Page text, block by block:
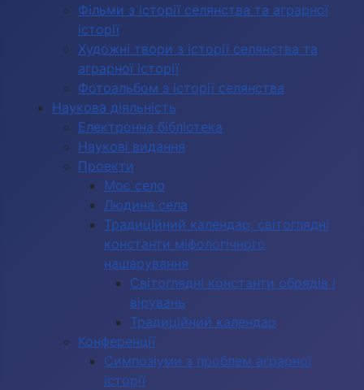
Фільми з історії селянства та аграрної
історії
Художні твори з історії селянства та
аграрної історії
Фотоальбом з історії селянства
Наукова діяльність
Електронна бібліотека
Наукові видання
Проекти
Моє село
Людина села
Традиційний календар, світоглядні
константи міфологічного
нашарування
Світоглядні константи обрядів і
вірувань
Традиційний календар
Конференції
Симпозіуми з проблем аграрної
історії